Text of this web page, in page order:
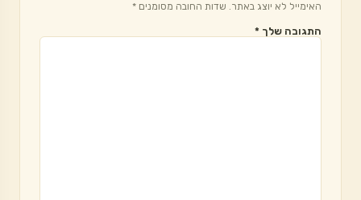
האימייל לא יוצג באתר. שדות החובה מסומנים *
התגובה שלך *